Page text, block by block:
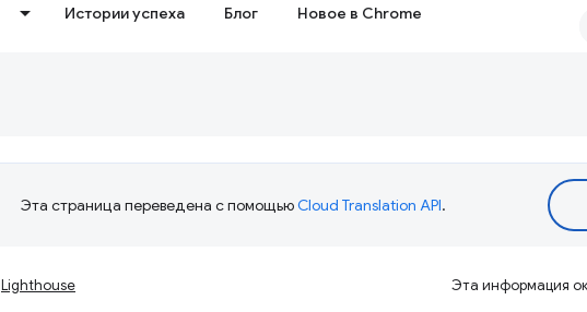
Истории успеха Блог Новое в Chrome
Эта страница переведена с помощьюCloud Translation API.
Lighthouse Эта информация